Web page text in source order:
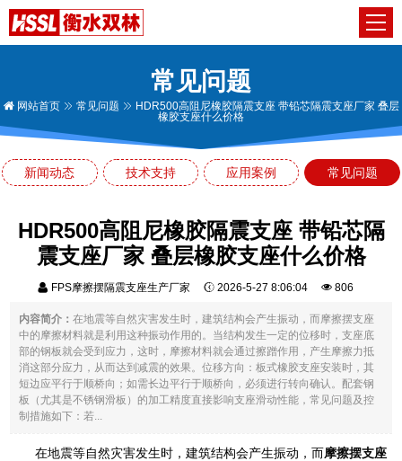
常见问题
网站首页 常见问题
HDR500高阻尼橡胶隔震支座 带铅芯隔震支座厂家 叠层
橡胶支座什么价格
新闻动态 技术支持 应用案例 常见问题
HDR500高阻尼橡胶隔震支座 带铅芯隔
震支座厂家 叠层橡胶支座什么价格
FPS摩擦摆隔震支座生产厂家 2026-5-27 8:06:04 806
内容简介：在地震等自然灾害发生时，建筑结构会产生振动，而摩擦摆支座
中的摩擦材料就是利用这种振动作用的。当结构发生一定的位移时，支座底
部的钢板就会受到应力，这时，摩擦材料就会通过擦蹭作用，产生摩擦力抵
消这部分应力，从而达到减震的效果。位移方向：板式橡胶支座安装时，其
短边应平行于顺桥向；如需长边平行于顺桥向，必须进行转向确认。配套钢
板（尤其是不锈钢滑板）的加工精度直接影响支座滑动性能，常见问题及控
制措施如下：若...
在地震等自然灾害发生时，建筑结构会产生振动，而摩擦摆支座